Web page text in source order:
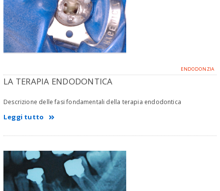
ENDODONZIA
LA TERAPIA ENDODONTICA
Descrizione delle fasi fondamentali della terapia endodontica
Leggi tutto